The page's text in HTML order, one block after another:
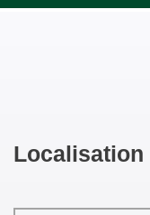
Localisation